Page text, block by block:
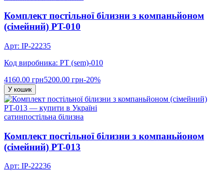
Комплект постільної білизни з компаньйоном
(сімейний) PT-010
Арт: IP-22235
Код виробника: PT (sem)-010
4160.00 грн5200.00 грн-20%
У кошик
сатинпостільна білизна
Комплект постільної білизни з компаньйоном
(сімейний) PT-013
Арт: IP-22236